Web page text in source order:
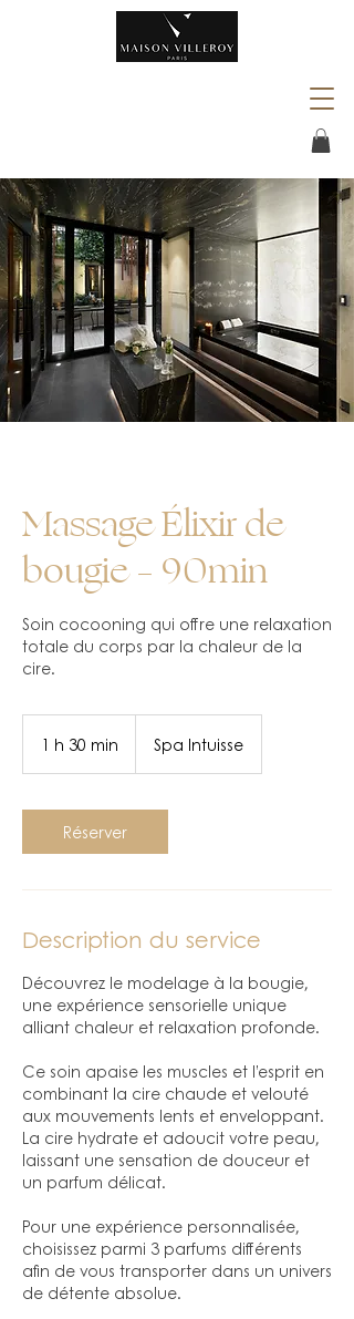
Massage Élixir de
bougie – 90min
Soin cocooning qui offre une relaxation
totale du corps par la chaleur de la
cire.
1 h 30 min
m
i
n
Spa Intuisse
Réserver
Description du service
Découvrez le modelage à la bougie,
une expérience sensorielle unique
alliant chaleur et relaxation profonde.
Ce soin apaise les muscles et l’esprit en
combinant la cire chaude et velouté
aux mouvements lents et enveloppant.
La cire hydrate et adoucit votre peau,
laissant une sensation de douceur et
un parfum délicat.
Pour une expérience personnalisée,
choisissez parmi 3 parfums différents
afin de vous transporter dans un univers